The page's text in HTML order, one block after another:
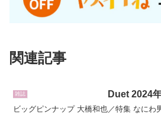
関連記事
雑誌 Duet 2024
ビッグピンナップ 大橋和也／特集 なにわ